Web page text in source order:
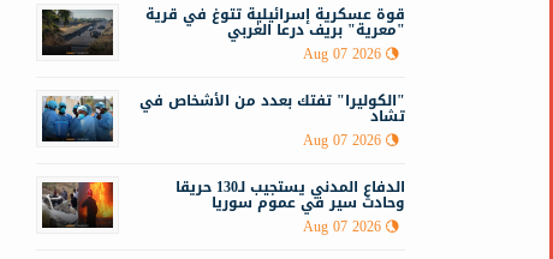
قوة عسكرية إسرائيلية تتوغ في قرية
"معرية" بريف درعا الغربي
Aug 07 2026
"الكوليرا" تفتك بعدد من الأشخاص في
تشاد
Aug 07 2026
الدفاع المدني يستجيب لـ130 حريقا
وحادث سير في عموم سوريا
Aug 07 2026